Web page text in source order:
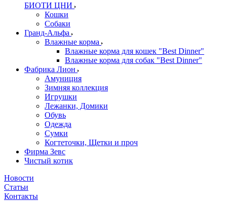
БИОТИ ЦНИ
Кошки
Собаки
Гранд-Альфа
Влажные корма
Влажные корма для кошек "Best Dinner"
Влажные корма для собак "Best Dinner"
Фабрика Лион
Амуниция
Зимняя коллекция
Игрушки
Лежанки, Домики
Обувь
Одежда
Сумки
Когтеточки, Щетки и проч
Фирма Зевс
Чистый котик
Новости
Статьи
Контакты